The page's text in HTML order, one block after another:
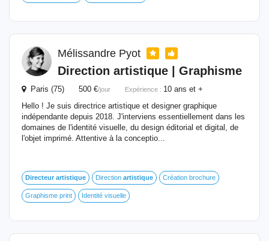
Mélissandre Pyot
Direction artistique | Graphisme
Paris (75) 500 €/jour Expérience : 10 ans et +
Hello ! Je suis directrice artistique et designer graphique
indépendante depuis 2018. J'interviens essentiellement dans les
domaines de l'identité visuelle, du design éditorial et digital, de
l'objet imprimé. Attentive à la conceptio...
Directeur artistique Direction artistique Création brochure
Graphisme print Identité visuelle